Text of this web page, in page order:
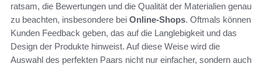
ratsam, die Bewertungen und die Qualität der Materialien genau
zu beachten, insbesondere bei Online-Shops. Oftmals können
Kunden Feedback geben, das auf die Langlebigkeit und das
Design der Produkte hinweist. Auf diese Weise wird die
Auswahl des perfekten Paars nicht nur einfacher, sondern auch